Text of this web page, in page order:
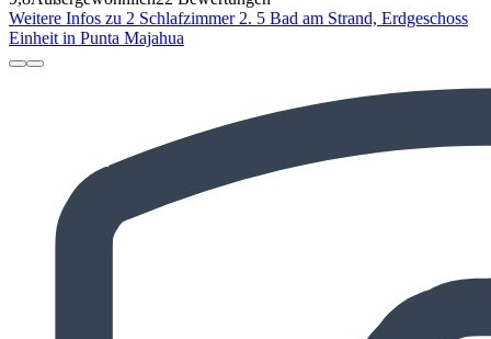
Weitere Infos zu 2 Schlafzimmer 2. 5 Bad am Strand, Erdgeschoss
Einheit in Punta Majahua